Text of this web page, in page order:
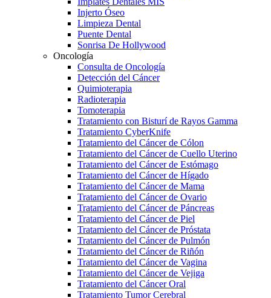
Injerto Óseo
Limpieza Dental
Puente Dental
Sonrisa De Hollywood
Oncología
Consulta de Oncología
Detección del Cáncer
Quimioterapia
Radioterapia
Tomoterapia
Tratamiento con Bisturí de Rayos Gamma
Tratamiento CyberKnife
Tratamiento del Cáncer de Cólon
Tratamiento del Cáncer de Cuello Uterino
Tratamiento del Cáncer de Estómago
Tratamiento del Cáncer de Hígado
Tratamiento del Cáncer de Mama
Tratamiento del Cáncer de Ovario
Tratamiento del Cáncer de Páncreas
Tratamiento del Cáncer de Piel
Tratamiento del Cáncer de Próstata
Tratamiento del Cáncer de Pulmón
Tratamiento del Cáncer de Riñón
Tratamiento del Cáncer de Vagina
Tratamiento del Cáncer de Vejiga
Tratamiento del Cáncer Oral
Tratamiento Tumor Cerebral